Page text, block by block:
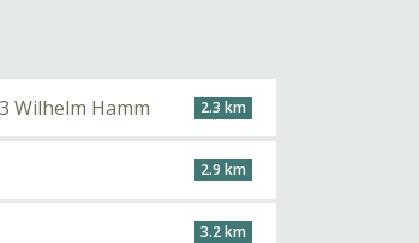
Wilhelm Hamm 2.3 km
2.9 km
3.2 km